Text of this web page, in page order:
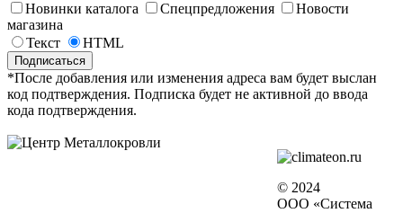
Новинки каталога Спецпредложения
Новости
магазина
Текст
HTML
*После добавления или изменения адреса вам будет выслан
код подтверждения. Подписка будет не активной до ввода
кода подтверждения.
© 2024
ООО «Система